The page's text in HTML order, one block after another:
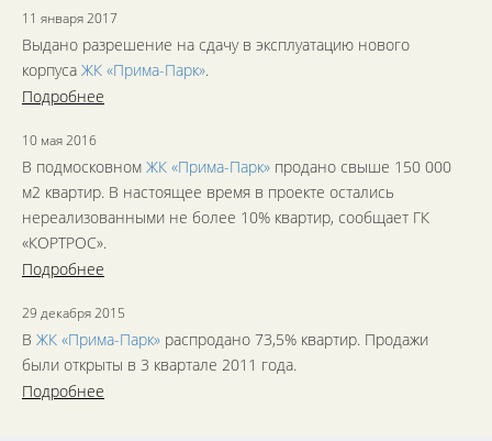
11 января 2017
Выдано разрешение на сдачу в эксплуатацию нового
корпуса ЖК «Прима-Парк».
Подробнее
10 мая 2016
В подмосковном ЖК «Прима-Парк» продано свыше 150 000
м2 квартир. В настоящее время в проекте остались
нереализованными не более 10% квартир, сообщает ГК
«КОРТРОС».
Подробнее
29 декабря 2015
В ЖК «Прима-Парк» распродано 73,5% квартир. Продажи
были открыты в 3 квартале 2011 года.
Подробнее